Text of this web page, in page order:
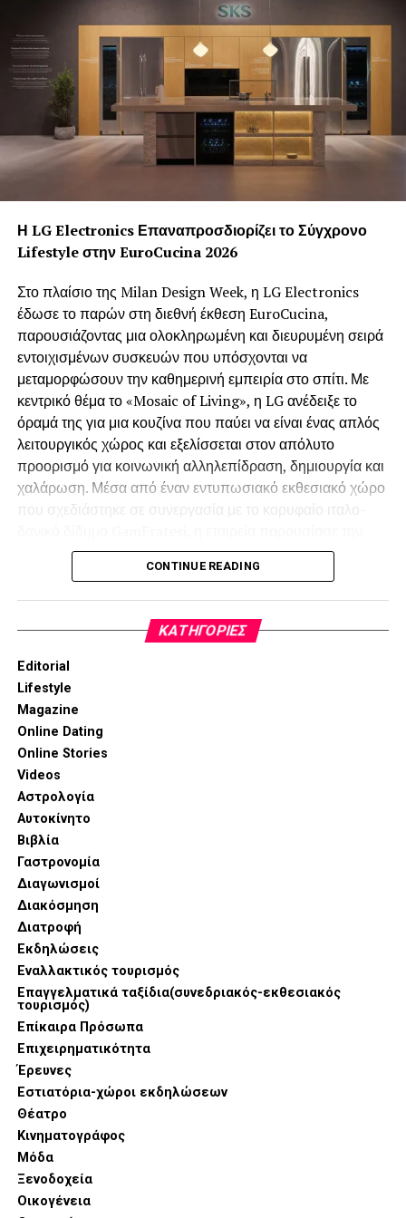
Η LG Electronics Επαναπροσδιορίζει το Σύγχρονο
Lifestyle στην EuroCucina 2026
Στο πλαίσιο της Milan Design Week, η LG Electronics
έδωσε το παρών στη διεθνή έκθεση EuroCucina,
παρουσιάζοντας μια ολοκληρωμένη και διευρυμένη σειρά
εντοιχισμένων συσκευών που υπόσχονται να
μεταμορφώσουν την καθημερινή εμπειρία στο σπίτι. Με
κεντρικό θέμα το «Mosaic of Living», η LG ανέδειξε το
όραμά της για μια κουζίνα που παύει να είναι ένας απλός
λειτουργικός χώρος και εξελίσσεται στον απόλυτο
προορισμό για κοινωνική αλληλεπίδραση, δημιουργία και
χαλάρωση. Μέσα από έναν εντυπωσιακό εκθεσιακό χώρο
που σχεδιάστηκε σε συνεργασία με το κορυφαίο ιταλο-
ultra-premium σειρά Signature Kitchen Suite (SKS) και
τη νέα σειρά LG Built-in, προσφέροντας εξατομικευμένες
λύσεις που εναρμονίζονται πλήρως με τις απαιτητικές
τάσεις του σύγχρονου ευρωπαϊκού design.
Στην αιχμή της παρουσίασης βρέθηκαν καινοτομίες που
συνδυάζουν την επαγγελματική απόδοση με την αισθητική
τελειότητα. Η σειρά SKS εντυπωσίασε με τον Compact
Oven 6-σε-1, μια συσκευή που συγκεντρώνει λειτουργίες
ψησίματος, air fryer και μαγειρέματος στον ατμό,
προσφέροντας τη μέγιστη ευελιξία στη γυναίκα που
διαθέτει περιορισμένο χρόνο αλλά υψηλές γαστρονομικές
απαιτήσεις.
CONTINUE READING
KΑΤΗΓΟΡΊΕΣ
Editorial
Lifestyle
Magazine
Online Dating
Online Stories
Videos
Αστρολογία
Αυτοκίνητο
Βιβλία
Γαστρονομία
Διαγωνισμοί
Διακόσμηση
Διατροφή
Εκδηλώσεις
Εναλλακτικός τουρισμός
Επαγγελματικά ταξίδια(συνεδριακός-εκθεσιακός
τουρισμός)
Επίκαιρα Πρόσωπα
Επιχειρηματικότητα
Έρευνες
Εστιατόρια-χώροι εκδηλώσεων
Θέατρο
Κινηματογράφος
Μόδα
Ξενοδοχεία
Οικογένεια